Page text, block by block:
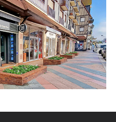
le Hoc
- 14800
un message
à l'agence